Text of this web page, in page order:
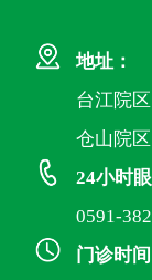
地址：
台江院
仓山院
24小时
0591-
门诊时间